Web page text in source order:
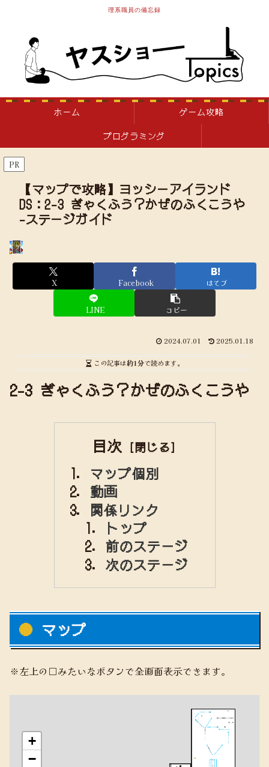
理系職員の備忘録
ホーム
ゲーム攻略
プログラミング
PR
【マップで攻略】ヨッシーアイランド
DS：2-3 ぎゃくふう？かぜのふくこうや
-ステージガイド
ゲーム
X Facebook はてブ
LINE コピー
2024.07.01 2025.01.18
この記事は約1分で読めます。
2-3 ぎゃくふう？かぜのふくこうや
目次
マップ個別
動画
関係リンク
トップ
前のステージ
次のステージ
マップ
※左上の□みたいなボタンで全画面表示できます。
+
−